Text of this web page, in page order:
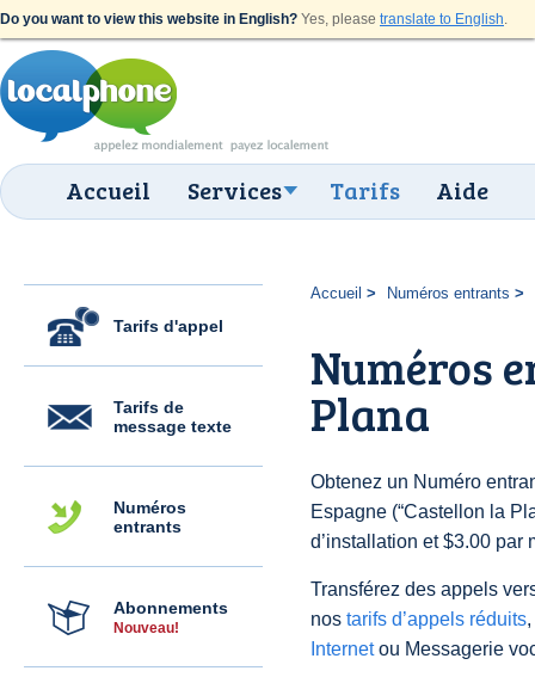
Do you want to view this website in English? Yes, please translate to English.
Accueil Services Tarifs Aide
Tarifs d'appel
Tarifs de
message texte
Numéros
entrants
Abonnements
Nouveau!
Accueil Numéros entrants
Numéros
Plana
Obtenez un Numéro
Espagne (“Castellon la
d’installation et $3.00 par
Transférez des appels
nos tarifs d’appels réduits
Internetou Messagerie